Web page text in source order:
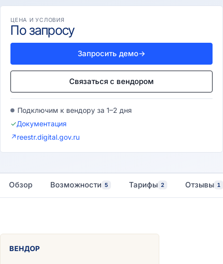
ЦЕНА И УСЛОВИЯ
По запросу
Запросить демо→
Связаться с вендором
Подключим к вендору за 1–2 дня
✓Документация
↗reestr.digital.gov.ru
Обзор Возможности 5 Тарифы 2 Отзывы 1
ВЕНДОР